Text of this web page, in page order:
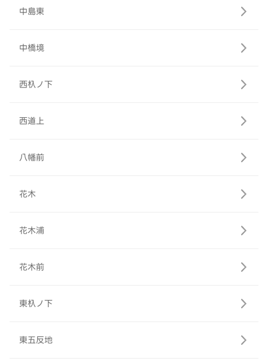
中島東
中橋境
西杁ノ下
西道上
八幡前
花木
花木浦
花木前
東杁ノ下
東五反地